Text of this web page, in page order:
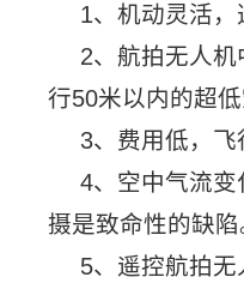
1、机动灵活，
2、航拍无人
行50米以内的超
3、费用低，
4、空中气流
摄是致命性的缺
5、遥控航拍